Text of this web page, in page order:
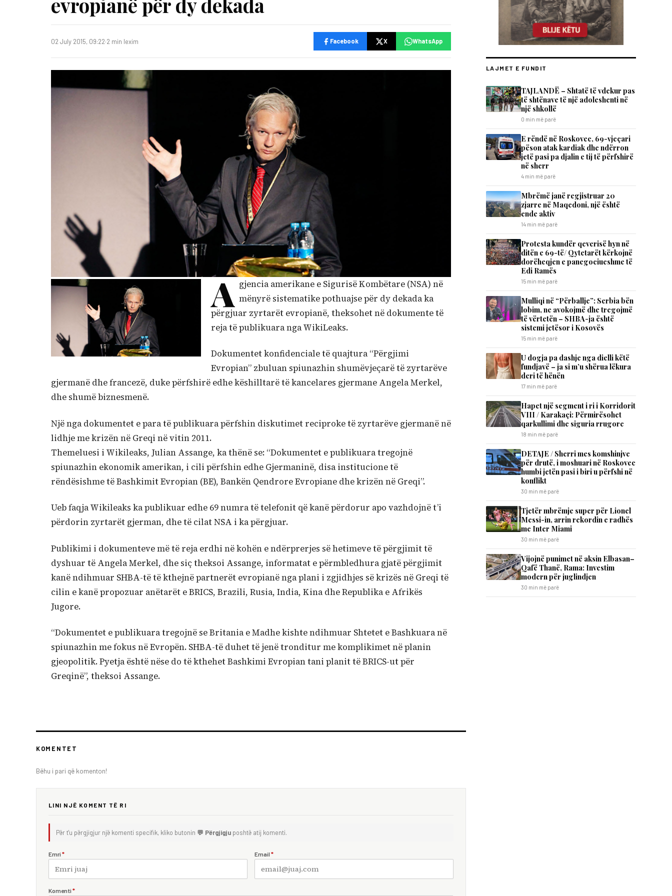
02 July 2015, 09:22·2 min lexim Facebook X WhatsApp
A gjencia amerikane e Sigurisë Kombëtare (NSA) në
mënyrë sistematike pothuajse për dy dekada ka
përgjuar zyrtarët evropianë, theksohet në dokumente të
reja të publikuara nga WikiLeaks.
Dokumentet konfidenciale të quajtura “Përgjimi
Evropian” zbuluan spiunazhin shumëvjeçarë të zyrtarëve
gjermanë dhe francezë, duke përfshirë edhe këshilltarë të kancelares gjermane Angela Merkel,
dhe shumë biznesmenë.
Një nga dokumentet e para të publikuara përfshin diskutimet reciproke të zyrtarëve gjermanë në
lidhje me krizën në Greqi në vitin 2011.
Themeluesi i Wikileaks, Julian Assange, ka thënë se: “Dokumentet e publikuara tregojnë
spiunazhin ekonomik amerikan, i cili përfshin edhe Gjermaninë, disa institucione të
rëndësishme të Bashkimit Evropian (BE), Bankën Qendrore Evropiane dhe krizën në Greqi”.
Ueb faqja Wikileaks ka publikuar edhe 69 numra të telefonit që kanë përdorur apo vazhdojnë t’i
përdorin zyrtarët gjerman, dhe të cilat NSA i ka përgjuar.
Publikimi i dokumenteve më të reja erdhi në kohën e ndërprerjes së hetimeve të përgjimit të
dyshuar të Angela Merkel, dhe siç theksoi Assange, informatat e përmbledhura gjatë përgjimit
kanë ndihmuar SHBA-të të kthejnë partnerët evropianë nga plani i zgjidhjes së krizës në Greqi të
cilin e kanë propozuar anëtarët e BRICS, Brazili, Rusia, India, Kina dhe Republika e Afrikës
Jugore.
“Dokumentet e publikuara tregojnë se Britania e Madhe kishte ndihmuar Shtetet e Bashkuara në
spiunazhin me fokus në Evropën. SHBA-të duhet të jenë tronditur me komplikimet në planin
gjeopolitik. Pyetja është nëse do të kthehet Bashkimi Evropian tani planit të BRICS-ut për
Greqinë”, theksoi Assange.
KOMENTET
Bëhu i pari që komenton!
LINI NJË KOMENT TË RI
Për t'u përgjigjur një komenti specifik, kliko butonin 💬 Përgjigju poshtë atij komenti.
Emri * Email *
Komenti *
LAJMET E FUNDIT
TAJLANDË – Shtatë të vdekur pas
të shtënave të një adoleshenti në
një shkollë
0 min më parë
E rëndë në Roskovec, 69-vjeçari
pëson atak kardiak dhe ndërron
jetë pasi pa djalin e tij të përfshirë
në sherr
4 min më parë
Mbrëmë janë regjistruar 20
zjarre në Maqedoni, një është
ende aktiv
14 min më parë
Protesta kundër qeverisë hyn në
ditën e 69-të/ Qytetarët kërkojnë
dorëheqjen e panegociueshme të
Edi Ramës
15 min më parë
Mulliqi në “Përballje”: Serbia bën
lobim, ne avokojmë dhe tregojmë
të vërtetën – SHBA-ja është
sistemi jetësor i Kosovës
15 min më parë
U dogja pa dashje nga dielli këtë
fundjavë – ja si m’u shërua lëkura
deri të hënën
17 min më parë
Hapet një segment i ri i Korridorit
VIII / Karakaçi: Përmirësohet
qarkullimi dhe siguria rrugore
18 min më parë
DETAJE / Sherri mes komshinjve
për drutë, i moshuari në Roskovec
humbi jetën pasi i biri u përfshi në
konflikt
30 min më parë
Tjetër mbrëmje super për Lionel
Messi-in, arrin rekordin e radhës
me Inter Miami
30 min më parë
Vijojnë punimet në aksin Elbasan–
Qafë Thanë, Rama: Investim
modern për juglindjen
30 min më parë